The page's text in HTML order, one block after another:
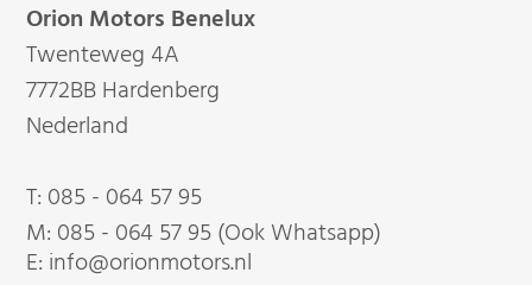
Orion Motors Benelux
Twenteweg 4A
7772BB Hardenberg
Nederland
T: 085 - 064 57 95
M: 085 - 064 57 95 (Ook Whatsapp)
E: info@orionmotors.nl